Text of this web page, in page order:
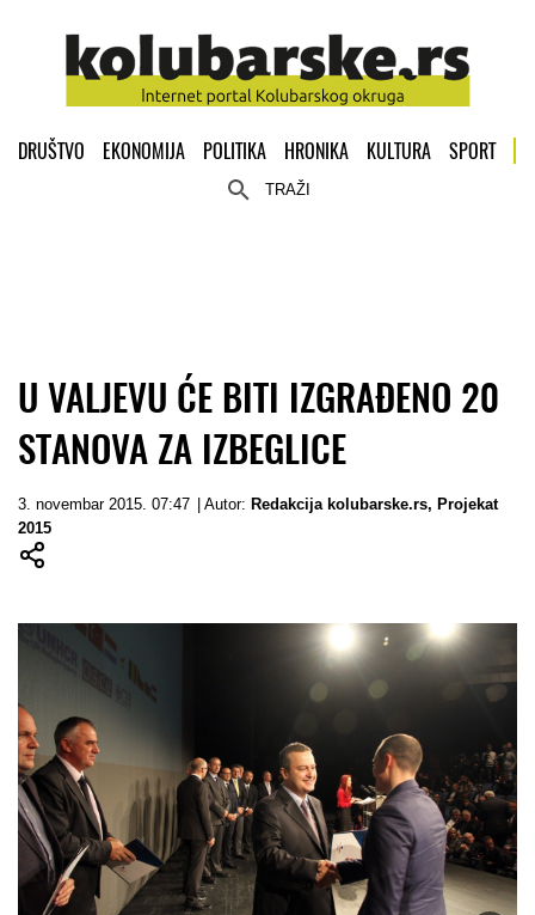
DRUŠTVO EKONOMIJA POLITIKA HRONIKA KULTURA SPORT
TRAŽI
U VALJEVU ĆE BITI IZGRAĐENO 20
STANOVA ZA IZBEGLICE
3. novembar 2015. 07:47 | Autor: Redakcija kolubarske.rs, Projekat
2015